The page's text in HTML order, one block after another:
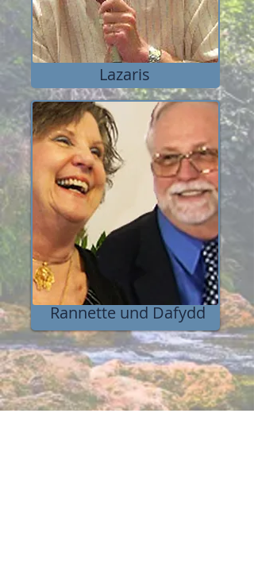
Lazaris
Rannette und Dafydd